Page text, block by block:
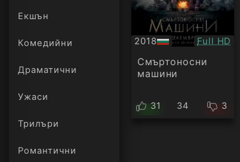
Екшън
Комедийни
Драматични
Ужаси
Трилъри
онлайн
Романтични
2018
БГ
аудио
Качество:
Full HD
Смъртоносни
машини
31 34 3